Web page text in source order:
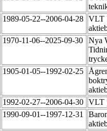
1989-05-22--2006-04-28 VLT
1970-11-06--2025-09-30
Nya
1905-01-05--1992-02-25
1992-02-27--2006-04-30 VLT
1990-09-01--1997-12-31